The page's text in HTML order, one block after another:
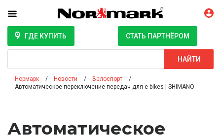
ГДЕ КУПИТЬ СТАТЬ ПАРТНЁРОМ
НАЙТИ
Нормарк Новости
Велоспорт
Автоматическое переключение передач для e-bikes | SHIMANO
Автоматическое